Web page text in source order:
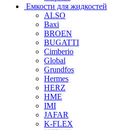
Емкости для жидкостей
ALSO
Baxi
BROEN
BUGATTI
Cimberio
Global
Grundfos
Hermes
HERZ
HME
IMI
JAFAR
K-FLEX